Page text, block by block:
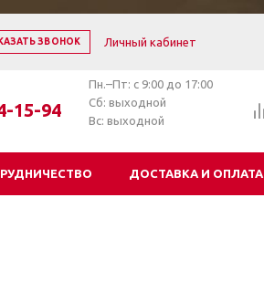
ЗВОНОК Личный кабинет
15-94
Пн.–Пт: с 9:00 до 17:00
Сб: выходной
Вс: выходной
ДОСТАВКА И ОПЛАТА